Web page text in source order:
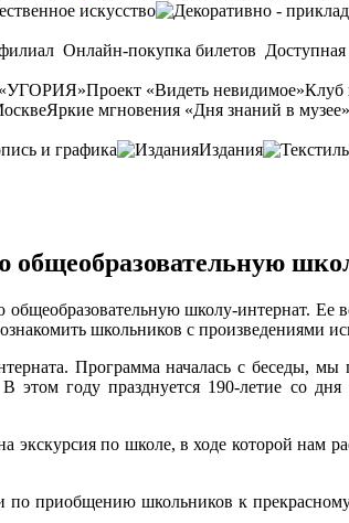
искусство
Онлайн-покупка билетов Доступная
«УГОРИЯ»Проект «Видеть невидимое»Клуб
Яркие мгновения «Дня знаний в музее»
и графика Издания
школу-интернат. Ее
школьников с произведениями
Программа началась с беседы,
году празднуется 190-летие со
по школе, в ходе которой нам
приобщению школьников к